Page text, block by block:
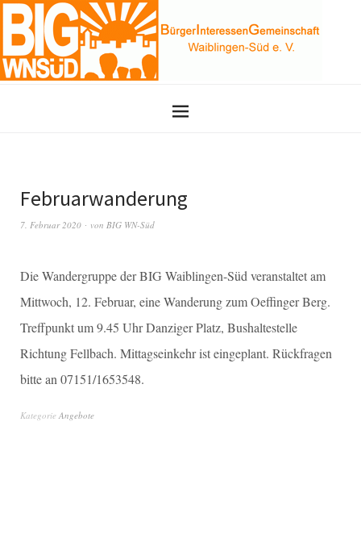
Februarwanderung
7. Februar 2020 von BIG WN-Süd
Die Wandergruppe der BIG Waiblingen-Süd veranstaltet am
Mittwoch, 12. Februar, eine Wanderung zum Oeffinger Berg.
Treffpunkt um 9.45 Uhr Danziger Platz, Bushaltestelle
Richtung Fellbach. Mittagseinkehr ist eingeplant. Rückfragen
bitte an 07151/1653548.
Kategorie Angebote